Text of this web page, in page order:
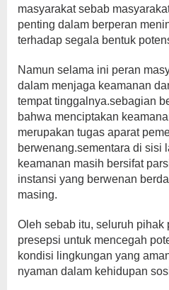
masyarakat sebab
penting dalam berperan
terhadap segala bentuk
Namun selama ini peran
dalam menjaga keamanan
tempat tinggalnya.sebagian
bahwa menciptakan
merupakan tugas aparat
berwenang.sementara di sisi
keamanan masih bersifat
instansi yang berwenan
masing.
Oleh sebab itu, seluruh pihak
presepsi untuk mencegah
kondisi lingkungan yang
nyaman dalam kehidupan